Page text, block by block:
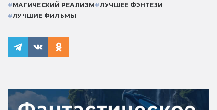
#МАГИЧЕСКИЙ РЕАЛИЗМ #ЛУЧШЕЕ ФЭНТЕЗИ
#ЛУЧШИЕ ФИЛЬМЫ